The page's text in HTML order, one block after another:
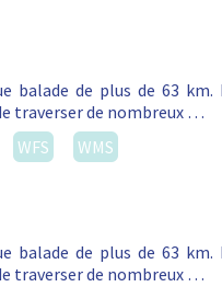
balade de plus de 63
traverser de nombreux …
WFS WMS
balade de plus de 63
traverser de nombreux …